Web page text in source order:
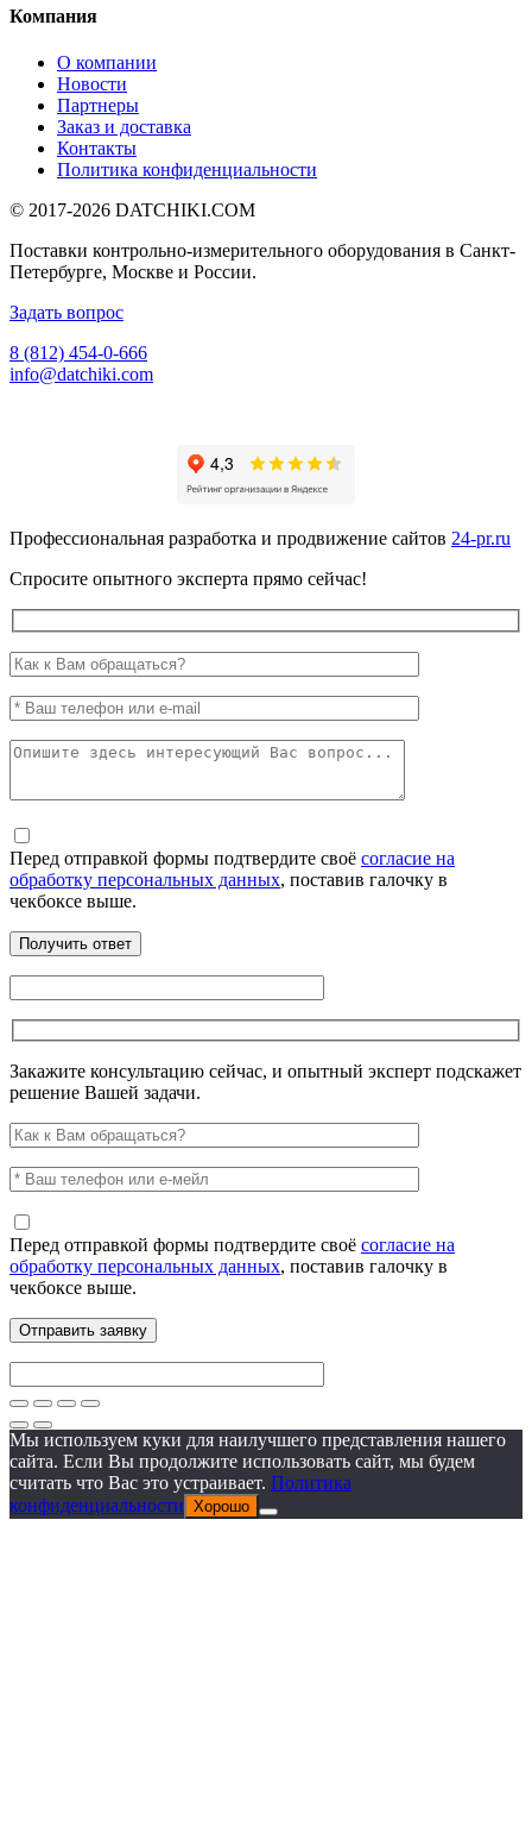
Компания
О компании
Новости
Партнеры
Заказ и доставка
Контакты
Политика конфиденциальности
© 2017-2026 DATCHIKI.COM
Поставки контрольно-измерительного оборудования в Санкт-
Петербурге, Москве и России.
Задать вопрос
8 (812) 454-0-666
info@datchiki.com
Профессиональная разработка и продвижение сайтов 24-pr.ru
Спросите опытного эксперта прямо сейчас!
Перед отправкой формы подтвердите своё согласие на
обработку персональных данных, поставив галочку в
чекбоксе выше.
Закажите консультацию сейчас, и опытный эксперт подскажет
решение Вашей задачи.
Перед отправкой формы подтвердите своё согласие на
обработку персональных данных, поставив галочку в
чекбоксе выше.
Мы используем куки для наилучшего представления нашего
сайта. Если Вы продолжите использовать сайт, мы будем
считать что Вас это устраивает. Политика
конфиденциальности Хорошо